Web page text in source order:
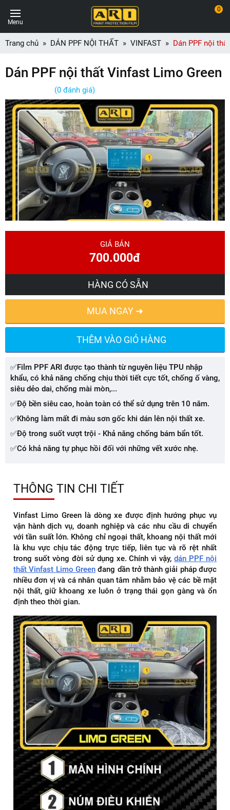
Menu
0
Trang chủ DÁN PPF NỘI THẤT VINFAST Dán PPF nội
Dán PPF nội thất Vinfast Limo Green
(0 đánh giá)
GIÁ BÁN
700.000đ
HÀNG CÓ SẴN
MUA NGAY ➜
THÊM VÀO GIỎ HÀNG
✅Film PPF ARI được tạo thành từ nguyên liệu TPU nhập
khẩu, có khả năng chống chịu thời tiết cực tốt, chống ố vàng,
siêu dẻo dai, chống mài mòn,...
✅Độ bền siêu cao, hoàn toàn có thể sử dụng trên 10 năm.
✅Không làm mất đi màu sơn gốc khi dán lên nội thất xe.
✅Độ trong suốt vượt trội - Khả năng chống bám bẩn tốt.
✅Có khả năng tự phục hồi đối với những vết xước nhẹ.
THÔNG TIN CHI TIẾT
Vinfast Limo Green là dòng xe được định hướng phục vụ
vận hành dịch vụ, doanh nghiệp và các nhu cầu di chuyển
với tần suất lớn. Không chỉ ngoại thất, khoang nội thất mới
là khu vực chịu tác động trực tiếp, liên tục và rõ rệt nhất
trong suốt vòng đời sử dụng xe. Chính vì vậy,dán PPF nội
thất Vinfast Limo Greenđang dần trở thành giải pháp được
nhiều đơn vị và cá nhân quan tâm nhằm bảo vệ các bề mặt
nội thất, giữ khoang xe luôn ở trạng thái gọn gàng và ổn
định theo thời gian.